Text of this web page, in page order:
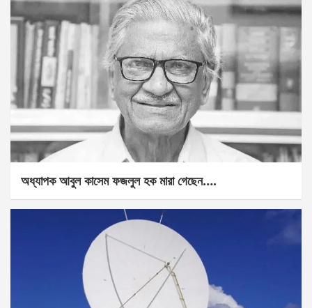
অধ্যাপক আবুল কাসেম ফজলুল হক মারা গেছেন….